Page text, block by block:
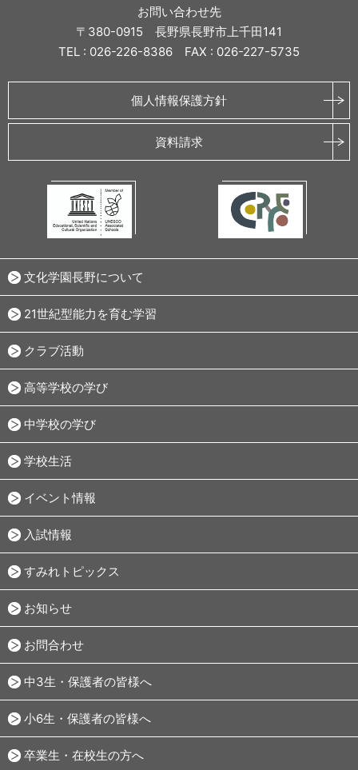
お問い合わせ先
〒380-0915 長野県長野市上千田141
TEL : 026-226-8386 FAX : 026-227-5735
個人情報保護方針
資料請求
文化学園長野について
21世紀型能力を育む学習
クラブ活動
高等学校の学び
中学校の学び
学校生活
イベント情報
入試情報
すみれトピックス
お知らせ
お問合わせ
中3生・保護者の皆様へ
小6生・保護者の皆様へ
卒業生・在校生の方へ